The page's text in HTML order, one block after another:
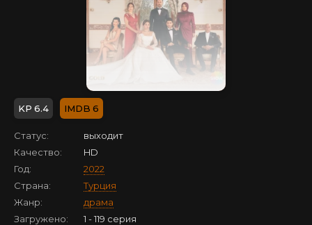
6.4 6
Статус:
выходит
Качество:
HD
Год:
2022
Страна:
Турция
Жанр:
драма
Загружено:
1 - 119 серия